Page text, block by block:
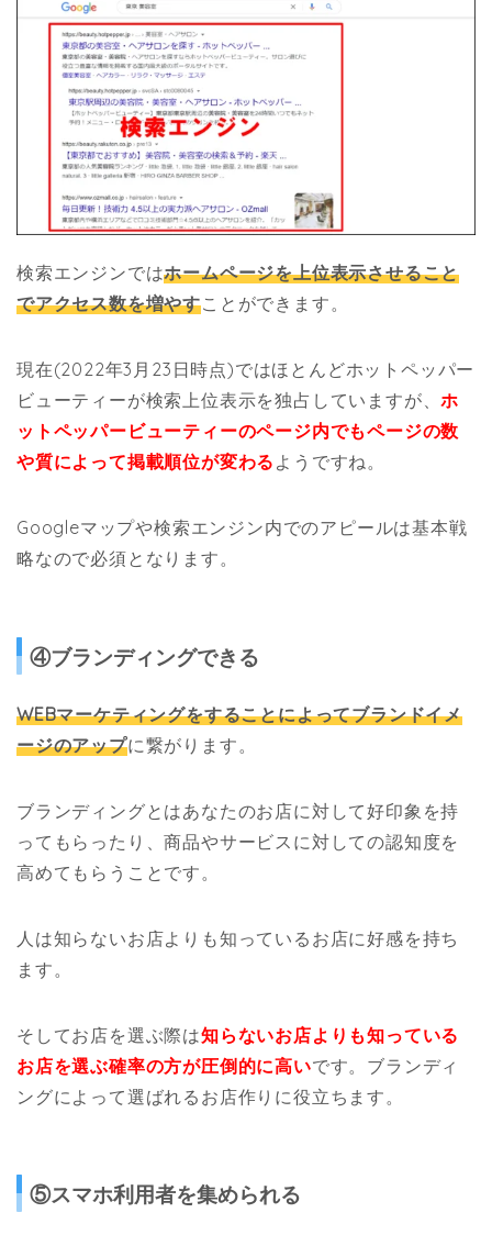
検索エンジンではホームページを上位表示させること
でアクセス数を増やすことができます。
現在(2022年3月23日時点)ではほとんどホットペッパー
ビューティーが検索上位表示を独占していますが、ホ
ットペッパービューティーのページ内でもページの数
や質によって掲載順位が変わる ようですね。
Googleマップや検索エンジン内でのアピールは基本戦
略なので必須となります。
④ブランディングできる
WEBマーケティングをすることによってブランドイメ
ージのアップに繋がります。
ブランディングとはあなたのお店に対して好印象を持
ってもらったり、商品やサービスに対しての認知度を
高めてもらうことです。
人は知らないお店よりも知っているお店に好感を持ち
ます。
そしてお店を選ぶ際は知らないお店よりも知っている
お店を選ぶ確率の方が圧倒的に高いです。ブランディ
ングによって選ばれるお店作りに役立ちます。
⑤スマホ利用者を集められる